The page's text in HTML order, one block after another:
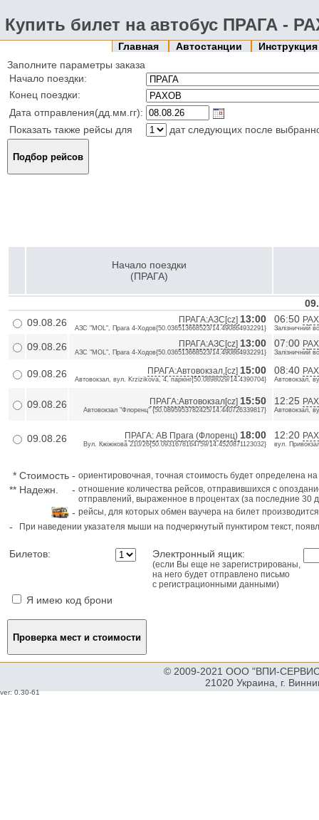
Купить билет на автобус ПРАГА -
Главная Автостанции
Заполните параметры заказа
Начало поездки:
Конец поездки:
Дата отправления(дд.мм.гг):
Показать также рейсы для
дат следующих после
Начало поездки
(ПРАГА)
09.08.26
ПРАГА:АЗС[cz] 13:00
АЗС "MOL", Прага 4-Ходов{50.036513668523/14.490864932291}
06:50
Залізничний
09.08.26 ПРАГА:АЗС[cz] 13:00
АЗС "MOL", Прага 4-Ходов{50.036513668523/14.490864932291}
07:00
Залізничний
09.08.26 ПРАГА:Автовокзал,[cz] 15:00
Автовокзал, вул. Krzizikova, 4, паркінг{50.0898029/14.4390704}
08:40
Автовокзал,
09.08.26 ПРАГА:Автовокзал[cz] 15:50
Автовокзал "Флоренц" {50.0895953782425/14.440726339817}
12:25
Автовокзал,
09.08.26 ПРАГА: АВ Прага (Флоренц) 18:00
Вул. Кжіжікова 210/26{50.0931678164759/14.4520871123032}
12:20
вул.
* Стоимость - ориентировочная, точная стоимость будет определена
** Надежн. - отношение количества рейсов, отправившихся с
отправлений, выраженное в процентах (за последние 30
- рейсы, для которых обмен ваучера на билет
- При наведении указателя мыши на подчеркнутый пунктиром текст,
Билетов: Электронный ящик:
(если Вы еще не зарегистрированы,
на него будет отправлено письмо
с регистрационными данными)
Я имею код брони
© 2009-2021 ООО "ВПИ-
21020 Украина, г.
ver: 0.30-61